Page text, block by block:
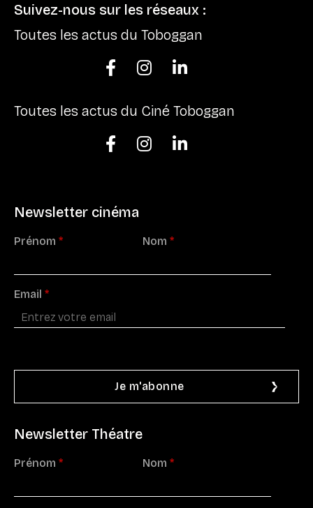
Suivez-nous sur les réseaux :
Toutes les actus du Toboggan

 
Toutes les actus du Ciné Toboggan

 
Newsletter cinéma
Prénom * Nom *
Email *
Newsletter Théatre
Prénom * Nom *